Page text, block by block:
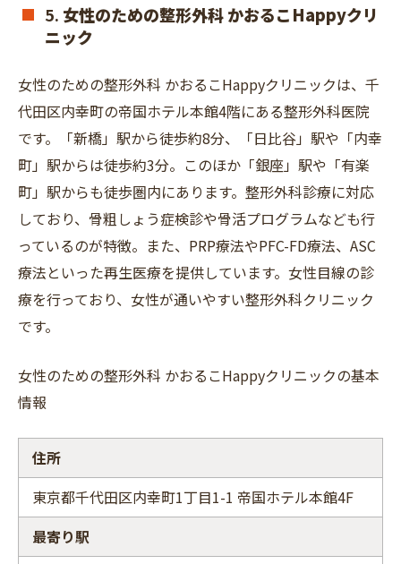
5. ⼥性のための整形外科 かおるこHappyクリ
ニック
⼥性のための整形外科 かおるこHappyクリニックは、千
代⽥区内幸町の帝国ホテル本館4階にある整形外科医院
です。「新橋」駅から徒歩約8分、「日比谷」駅や「内幸
町」駅からは徒歩約3分。このほか「銀座」駅や「有楽
町」駅からも徒歩圏内にあります。整形外科診療に対応
しており、骨粗しょう症検診や骨活プログラムなども行
っているのが特徴。また、PRP療法やPFC-FD療法、ASC
療法といった再生医療を提供しています。女性目線の診
療を行っており、女性が通いやすい整形外科クリニック
です。
⼥性のための整形外科 かおるこHappyクリニックの基本
情報
住所
東京都千代⽥区内幸町1丁⽬1-1 帝国ホテル本館4F
最寄り駅